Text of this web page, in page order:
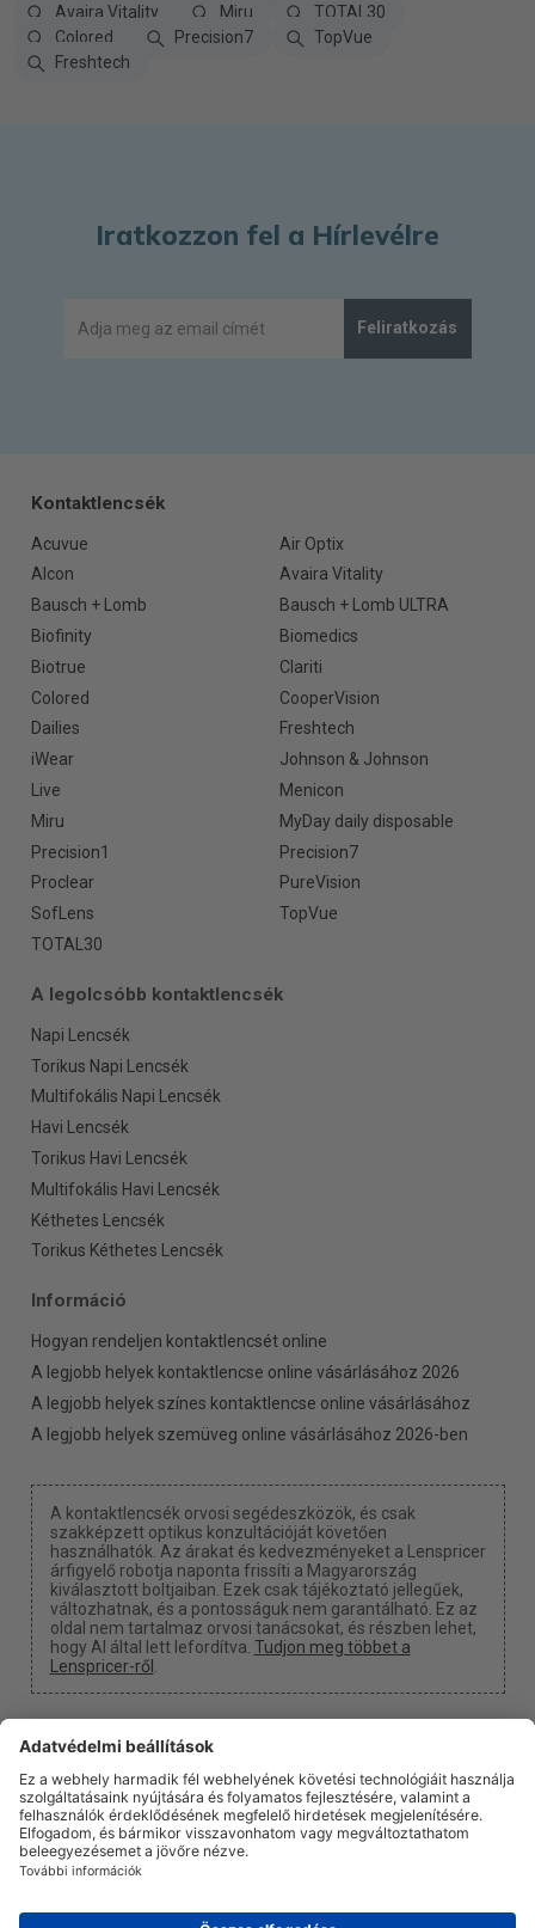
Avaira Vitality
Miru
TOTAL30
Colored
Precision7
TopVue
Freshtech
Iratkozzon fel a Hírlevélre
Feliratkozás
Kontaktlencsék
Acuvue
Air Optix
Alcon
Avaira Vitality
Bausch + Lomb
Bausch + Lomb ULTRA
Biofinity
Biomedics
Biotrue
Clariti
Colored
CooperVision
Dailies
Freshtech
iWear
Johnson & Johnson
Live
Menicon
Miru
MyDay daily disposable
Precision1
Precision7
Proclear
PureVision
SofLens
TopVue
TOTAL30
A legolcsóbb kontaktlencsék
Napi Lencsék
Torikus Napi Lencsék
Multifokális Napi Lencsék
Havi Lencsék
Torikus Havi Lencsék
Multifokális Havi Lencsék
Kéthetes Lencsék
Torikus Kéthetes Lencsék
Információ
Hogyan rendeljen kontaktlencsét online
A legjobb helyek kontaktlencse online vásárlásához 2026
A legjobb helyek színes kontaktlencse online vásárlásához
A legjobb helyek szemüveg online vásárlásához 2026-ben
A kontaktlencsék orvosi segédeszközök, és csak
szakképzett optikus konzultációját követően
használhatók. Az árakat és kedvezményeket a Lenspricer
árfigyelő robotja naponta frissíti a Magyarország
kiválasztott boltjaiban. Ezek csak tájékoztató jellegűek,
változhatnak, és a pontosságuk nem garantálható. Ez az
oldal nem tartalmaz orvosi tanácsokat, és részben lehet,
hogy AI által lett lefordítva. Tudjon meg többet a
Lenspricer-ről .
Süti beállítások
Kapunk egy jutalékot, ha a linkjeinken keresztül vásárol
RólunkHírekInformációAdatvédelmi politikaJogi